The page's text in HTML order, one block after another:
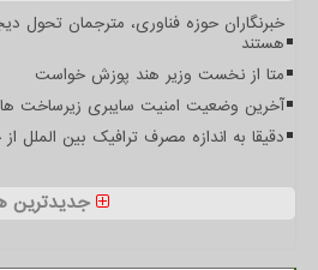
خبرنگاران حوزه فناوری، مترجمان تحول
هستند
متا از نخست وزیر هند پوزش خواست
آخرین وضعیت امنیت سایبری زیرساخت
دقیقا به اندازه مصرف ترافیک بین
جدیدترین